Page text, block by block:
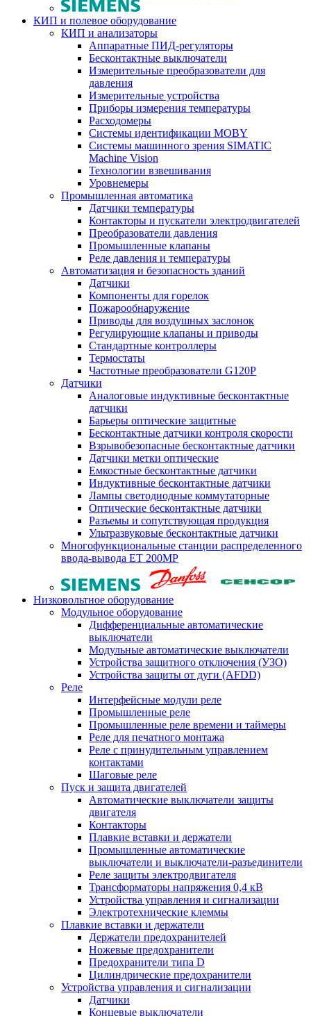
КИП и полевое оборудование
КИП и анализаторы
Аппаратные ПИД-регуляторы
Бесконтактные выключатели
Измерительные преобразователи для
давления
Измерительные устройства
Приборы измерения температуры
Расходомеры
Системы идентификации MOBY
Системы машинного зрения SIMATIC
Machine Vision
Технологии взвешивания
Уровнемеры
Промышленная автоматика
Датчики температуры
Контакторы и пускатели электродвигателей
Преобразователи давления
Промышленные клапаны
Реле давления и температуры
Автоматизация и безопасность зданий
Датчики
Компоненты для горелок
Пожарообнаружение
Приводы для воздушных заслонок
Регулирующие клапаны и приводы
Стандартные контроллеры
Термостаты
Частотные преобразователи G120P
Датчики
Аналоговые индуктивные бесконтактные
датчики
Барьеры оптические защитные
Бесконтактные датчики контроля скорости
Взрывобезопасные бесконтактные датчики
Датчики метки оптические
Емкостные бесконтактные датчики
Индуктивные бесконтактные датчики
Лампы светодиодные коммутаторные
Оптические бесконтактные датчики
Разъемы и сопутствующая продукция
Ультразвуковые бесконтактные датчики
Многофункциональные станции распределенного
ввода-вывода ET 200MP
Низковольтное оборудование
Модульное оборудование
Дифференциальные автоматические
выключатели
Модульные автоматические выключатели
Устройства защитного отключения (УЗО)
Устройства защиты от дуги (AFDD)
Реле
Интерфейсные модули реле
Промышленные реле
Промышленные реле времени и таймеры
Реле для печатного монтажа
Реле с принудительным управлением
контактами
Шаговые реле
Пуск и защита двигателей
Автоматические выключатели защиты
двигателя
Контакторы
Плавкие вставки и держатели
Промышленные автоматические
выключатели и выключатели-разъединители
Реле защиты электродвигателя
Трансформаторы напряжения 0,4 кВ
Устройства управления и сигнализации
Электротехнические клеммы
Плавкие вставки и держатели
Держатели предохранителей
Ножевые предохранители
Предохранители типа D
Цилиндрические предохранители
Устройства управления и сигнализации
Датчики
Концевые выключатели